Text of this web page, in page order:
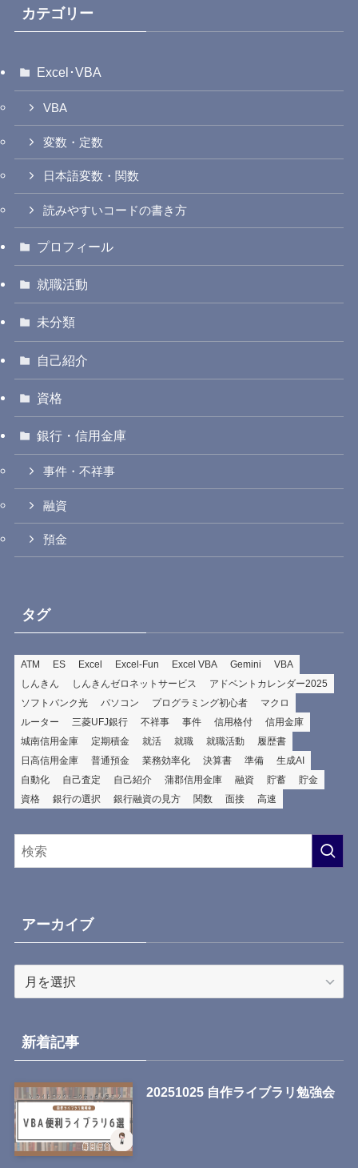
カテゴリー
Excel･VBA
VBA
変数・定数
日本語変数・関数
読みやすいコードの書き方
プロフィール
就職活動
未分類
自己紹介
資格
銀行・信用金庫
事件・不祥事
融資
預金
タグ
ATM ES Excel Excel-Fun Excel VBA Gemini
VBA
しんきん
しんきんゼロネットサービス
アドベントカレンダー2025
ソフトバンク光
パソコン プログラミング初心者
マクロ
ルーター
三菱UFJ銀行 不祥事 事件 信用格付
信用金庫
城南信用金庫
定期積金 就活 就職 就職活動
履歴書
日高信用金庫
普通預金 業務効率化 決算書 準備
生成AI
自動化
自己査定 自己紹介 蒲郡信用金庫 融資 貯蓄
貯金
資格
銀行の選択 銀行融資の見方 関数 面接 高速
アーカイブ
イ
ブ
新着記事
20251025 自作ライブラリ勉強会